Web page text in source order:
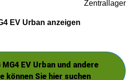
Zentrallager
EV Urban anzeigen
EV Urban und andere
können Sie hier suchen